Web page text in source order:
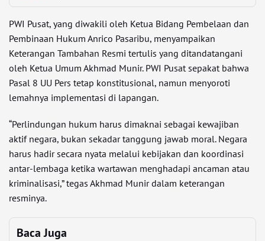
PWI Pusat, yang diwakili oleh Ketua Bidang Pembelaan dan
Pembinaan Hukum Anrico Pasaribu, menyampaikan
Keterangan Tambahan Resmi tertulis yang ditandatangani
oleh Ketua Umum Akhmad Munir. PWI Pusat sepakat bahwa
Pasal 8 UU Pers tetap konstitusional, namun menyoroti
lemahnya implementasi di lapangan.
“Perlindungan hukum harus dimaknai sebagai kewajiban
aktif negara, bukan sekadar tanggung jawab moral. Negara
harus hadir secara nyata melalui kebijakan dan koordinasi
antar-lembaga ketika wartawan menghadapi ancaman atau
kriminalisasi,” tegas Akhmad Munir dalam keterangan
resminya.
Baca Juga